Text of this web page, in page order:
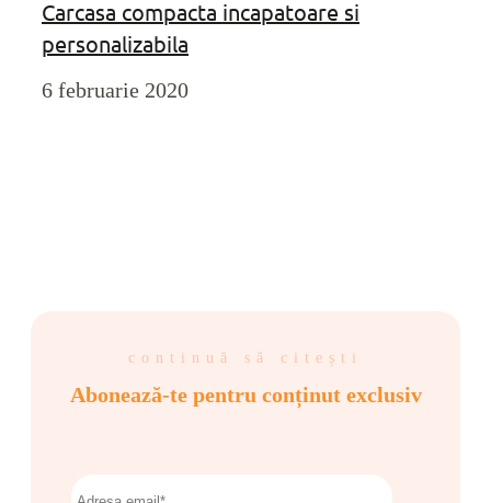
Carcasa compacta incapatoare si
personalizabila
6 februarie 2020
continuă să citești
Abonează-te pentru conținut exclusiv